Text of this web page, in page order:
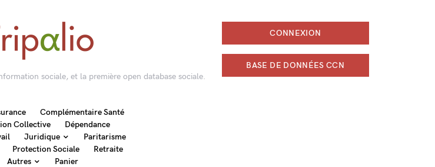
sociale, et la première open database sociale.
CONNEXION
BASE DE DONNÉES CCN
Complémentaire Santé
Collective
Dépendance
Juridique
Paritarisme
Protection Sociale
Retraite
Autres
Panier